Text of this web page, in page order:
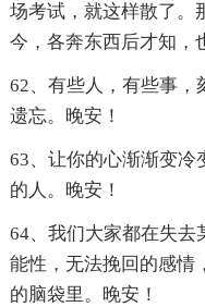
场考试，就这样散了。
今，各奔东西后才知，
62、有些人，有些事，
遗忘。晚安！
63、让你的心渐渐变冷
的人。晚安！
64、我们大家都在失去
能性，无法挽回的感情
的脑袋里。晚安！